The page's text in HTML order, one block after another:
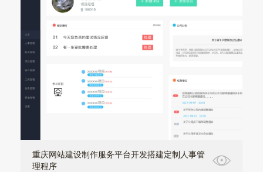
重庆网站建设制作服务平台开发搭建定制人事管
理程序